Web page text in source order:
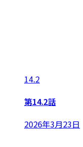
14.2
第14.2話
2026年3月23日